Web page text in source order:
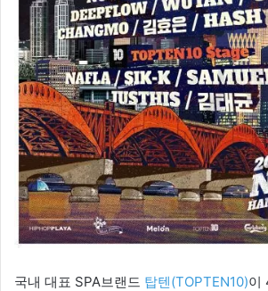
국내 대표 SPA브랜드 탑텐(TOPTEN10)이